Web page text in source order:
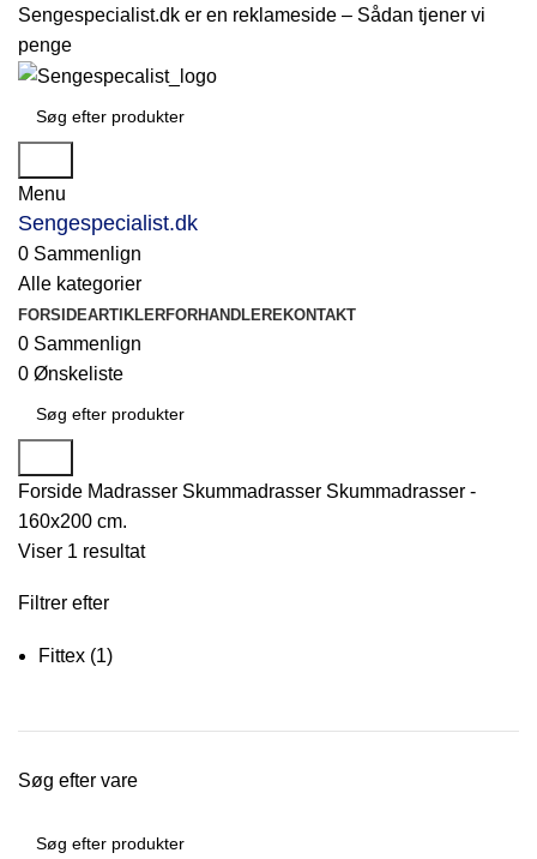
Sengespecialist.dk er en reklameside – Sådan tjener vi
penge
Menu
Sengespecialist.dk
0 Sammenlign
Alle kategorier
FORSIDEARTIKLERFORHANDLEREKONTAKT
0 Sammenlign
0 Ønskeliste
Forside Madrasser Skummadrasser Skummadrasser -
160x200 cm.
Viser 1 resultat
Filtrer efter
Fittex (1)
Søg efter vare